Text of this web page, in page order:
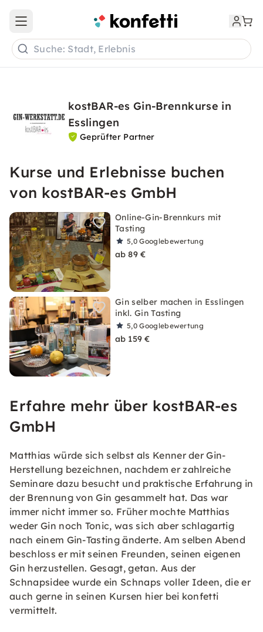
Open main menu
Suche: Stadt, Erlebnis
kostBAR-es Gin-Brennkurse in
Esslingen
Geprüfter Partner
Kurse und Erlebnisse buchen
von kostBAR-es GmbH
Online-Gin-Brennkurs mit
Tasting
5,0Googlebewertung
ab 89 €
Gin selber machen in Esslingen
inkl. Gin Tasting
5,0Googlebewertung
ab 159 €
Erfahre mehr über kostBAR-es
GmbH
Matthias würde sich selbst als Kenner der Gin-
Herstellung bezeichnen, nachdem er zahlreiche
Seminare dazu besucht und praktische Erfahrung in
der Brennung von Gin gesammelt hat. Das war
immer nicht immer so. Früher mochte Matthias
weder Gin noch Tonic, was sich aber schlagartig
nach einem Gin-Tasting änderte. Am selben Abend
beschloss er mit seinen Freunden, seinen eigenen
Gin herzustellen. Gesagt, getan. Aus der
Schnapsidee wurde ein Schnaps voller Ideen, die er
auch gerne in seinen Kursen hier bei konfetti
vermittelt.